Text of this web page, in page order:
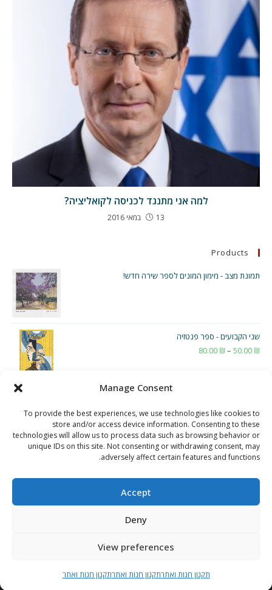
Manage Consent
To provide the best experiences, we use technologies like cookies to
store and/or access device information. Consenting to these
technologies will allow us to process data such as browsing behavior or
unique IDs on this site. Not consenting or withdrawing consent, may
adversely affect certain features and functions.
Accept
Deny
View preferences
תקנון חנות ואתרתקנון חנות ואתרתקנון חנות ואתר
למה אני מתנגד לכניסה לקואליציה?
13 במאי 2016
Products
תמונת מצב - מימון המונים לספר שירה חדש!
שני הקבועים - ספר פנטזיה
50.00 ₪
–
80.00 ₪
Copyright 2026 - נמרוד דוויק